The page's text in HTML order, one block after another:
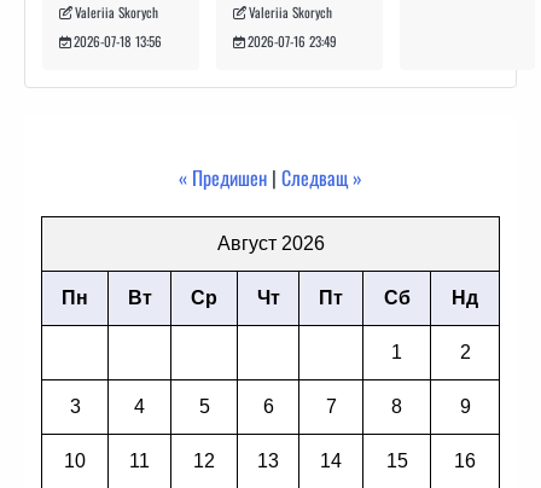
Valeriia Skorych
2026-07-18 13:56
Valeriia Skorych
2026-07-16 23:49
« Предишен | Следващ »
Август 2026
Пн Вт Ср Чт Пт Сб Нд
1 2
3 4 5 6 7 8 9
10 11 12 13 14 15 16